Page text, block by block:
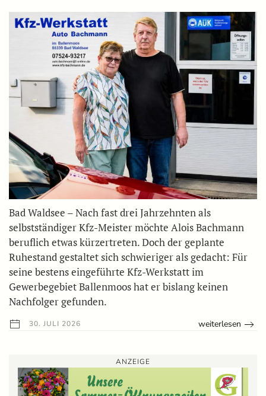
Bad Waldsee – Nach fast drei Jahrzehnten als
selbstständiger Kfz-Meister möchte Alois Bachmann
beruflich etwas kürzertreten. Doch der geplante
Ruhestand gestaltet sich schwieriger als gedacht: Für
seine bestens eingeführte Kfz-Werkstatt im
Gewerbegebiet Ballenmoos hat er bislang keinen
Nachfolger gefunden.
30. JULI 2026 weiterlesen
ANZEIGE